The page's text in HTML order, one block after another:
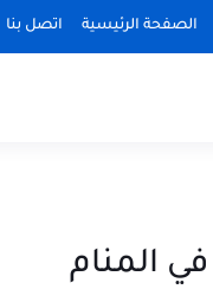
الصفحة الرئيسية اتصل بنا
المنام